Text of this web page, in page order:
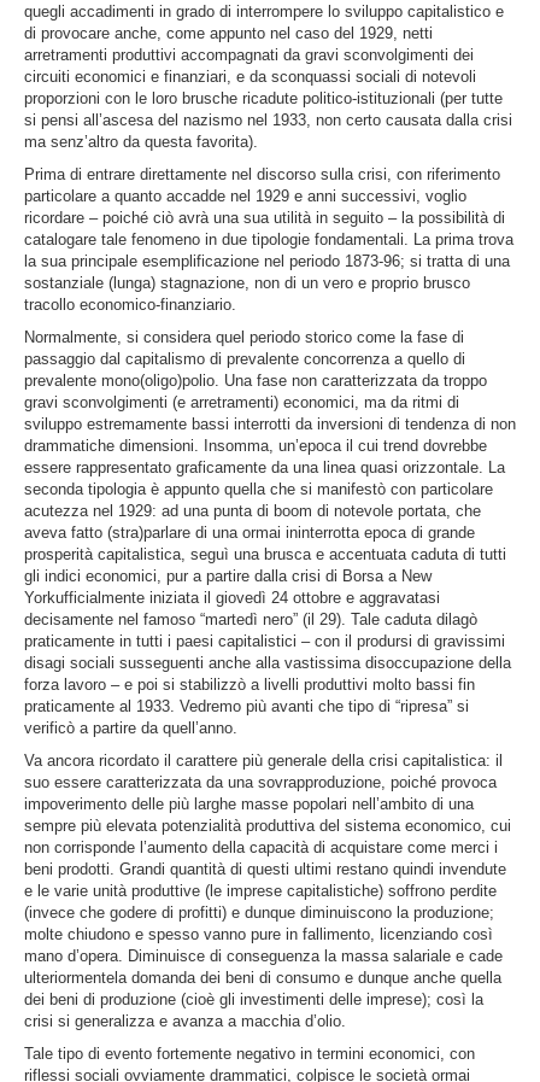
quegli accadimenti in grado di interrompere lo sviluppo capitalistico e
di provocare anche, come appunto nel caso del 1929, netti
arretramenti produttivi accompagnati da gravi sconvolgimenti dei
circuiti economici e finanziari, e da sconquassi sociali di notevoli
proporzioni con le loro brusche ricadute politico-istituzionali (per tutte
si pensi all’ascesa del nazismo nel 1933, non certo causata dalla crisi
ma senz’altro da questa favorita).
Prima di entrare direttamente nel discorso sulla crisi, con riferimento
particolare a quanto accadde nel 1929 e anni successivi, voglio
ricordare – poiché ciò avrà una sua utilità in seguito – la possibilità di
catalogare tale fenomeno in due tipologie fondamentali. La prima trova
la sua principale esemplificazione nel periodo 1873-96; si tratta di una
sostanziale (lunga) stagnazione, non di un vero e proprio brusco
tracollo economico-finanziario.
Normalmente, si considera quel periodo storico come la fase di
passaggio dal capitalismo di prevalente concorrenza a quello di
prevalente mono(oligo)polio. Una fase non caratterizzata da troppo
gravi sconvolgimenti (e arretramenti) economici, ma da ritmi di
sviluppo estremamente bassi interrotti da inversioni di tendenza di non
drammatiche dimensioni. Insomma, un’epoca il cui trend dovrebbe
essere rappresentato graficamente da una linea quasi orizzontale. La
seconda tipologia è appunto quella che si manifestò con particolare
acutezza nel 1929: ad una punta di boom di notevole portata, che
aveva fatto (stra)parlare di una ormai ininterrotta epoca di grande
prosperità capitalistica, seguì una brusca e accentuata caduta di tutti
gli indici economici, pur a partire dalla crisi di Borsa a New
Yorkufficialmente iniziata il giovedì 24 ottobre e aggravatasi
decisamente nel famoso “martedì nero” (il 29). Tale caduta dilagò
praticamente in tutti i paesi capitalistici – con il prodursi di gravissimi
disagi sociali susseguenti anche alla vastissima disoccupazione della
forza lavoro – e poi si stabilizzò a livelli produttivi molto bassi fin
praticamente al 1933. Vedremo più avanti che tipo di “ripresa” si
verificò a partire da quell’anno.
Va ancora ricordato il carattere più generale della crisi capitalistica: il
suo essere caratterizzata da una sovrapproduzione, poiché provoca
impoverimento delle più larghe masse popolari nell’ambito di una
sempre più elevata potenzialità produttiva del sistema economico, cui
non corrisponde l’aumento della capacità di acquistare come merci i
beni prodotti. Grandi quantità di questi ultimi restano quindi invendute
e le varie unità produttive (le imprese capitalistiche) soffrono perdite
(invece che godere di profitti) e dunque diminuiscono la produzione;
molte chiudono e spesso vanno pure in fallimento, licenziando così
mano d’opera. Diminuisce di conseguenza la massa salariale e cade
ulteriormentela domanda dei beni di consumo e dunque anche quella
dei beni di produzione (cioè gli investimenti delle imprese); così la
crisi si generalizza e avanza a macchia d’olio.
Tale tipo di evento fortemente negativo in termini economici, con
riflessi sociali ovviamente drammatici, colpisce le società ormai